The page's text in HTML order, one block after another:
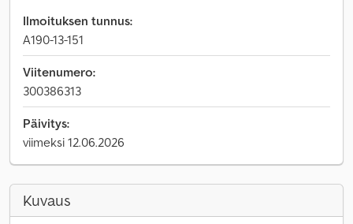
Ilmoituksen tunnus:
A190-13-151
Viitenumero:
300386313
Päivitys:
viimeksi 12.06.2026
Kuvaus